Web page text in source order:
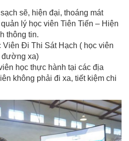
sẽ, hiện đại, thoáng mát
lý học viên Tiên Tiến – Hiện
thông tin.
Đi Thi Sát Hạch ( học viên
đường xa)
học thực hành tại các địa
không phải đi xa, tiết kiệm chi